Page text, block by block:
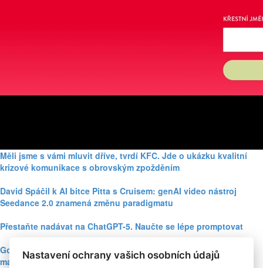
Měli jsme s vámi mluvit dříve, tvrdí KFC. Jde o ukázku kvalitní
krizové komunikace s obrovským zpožděním
David Spáčil k AI bitce Pitta s Cruisem: genAI video nástroj
Seedance 2.0 znamená změnu paradigmatu
Přestaňte nadávat na ChatGPT-5. Naučte se lépe promptovat
Google Nano Banana nabízí dosud největší potenciál pro
marketing mezi genAI modely pro tvorbu obrázků
Nastavení ochrany vašich osobních údajů